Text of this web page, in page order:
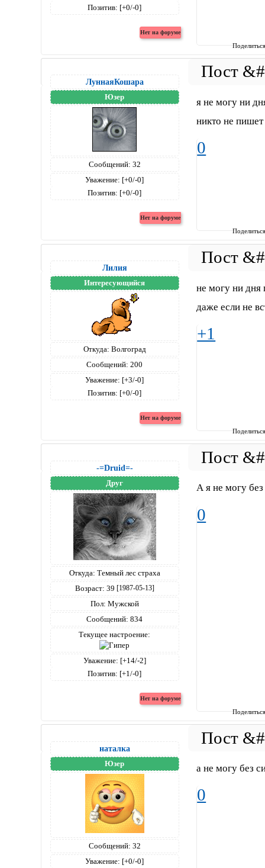
Позитив: [+0/-0]
ЛуннаяКошара
Юзер
Сообщений: 32
Уважение: [+0/-0]
Позитив: [+0/-0]
я не могу ни
никто не пишет
0
Лилия
Интересующийся
Откуда: Волгоград
Сообщений: 200
Уважение: [+3/-0]
Позитив: [+0/-0]
не могу ни дня
даже если не
+1
-=Druid=-
Друг
Откуда: Темный лес страха
Возраст: 39 [1987-05-13]
Пол: Мужской
Сообщений: 834
Текущее настроение:
Уважение: [+14/-2]
Позитив: [+1/-0]
А я не могу
0
наталка
Юзер
Сообщений: 32
Уважение: [+0/-0]
а не могу без
0